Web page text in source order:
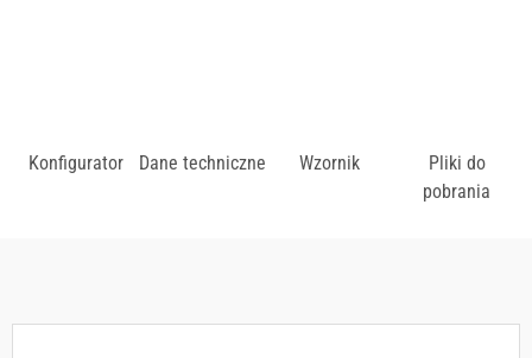
Dostępny w różnych konfiguracjach kolorystycznych.
Konfigurator Dane techniczne Wzornik
Pliki do
pobrania